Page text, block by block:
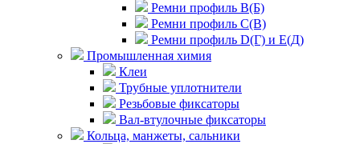
Ремни профиль В(Б)
Ремни профиль С(В)
Ремни профиль D(Г) и E(Д)
Промышленная химия
Клеи
Трубные уплотнители
Резьбовые фиксаторы
Вал-втулочные фиксаторы
Кольца, манжеты, сальники